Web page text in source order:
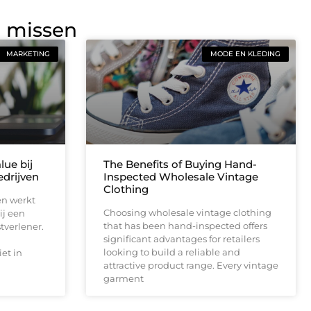
MARKETING
bij
werkt
een
in
MODE EN KLEDING
The Benefits of Buying Hand-
Inspected Wholesale Vintage
Clothing
Choosing wholesale vintage clothing
that has been hand-inspected offers
significant advantages for retailers
looking to build a reliable and
attractive product range. Every vintage
garment